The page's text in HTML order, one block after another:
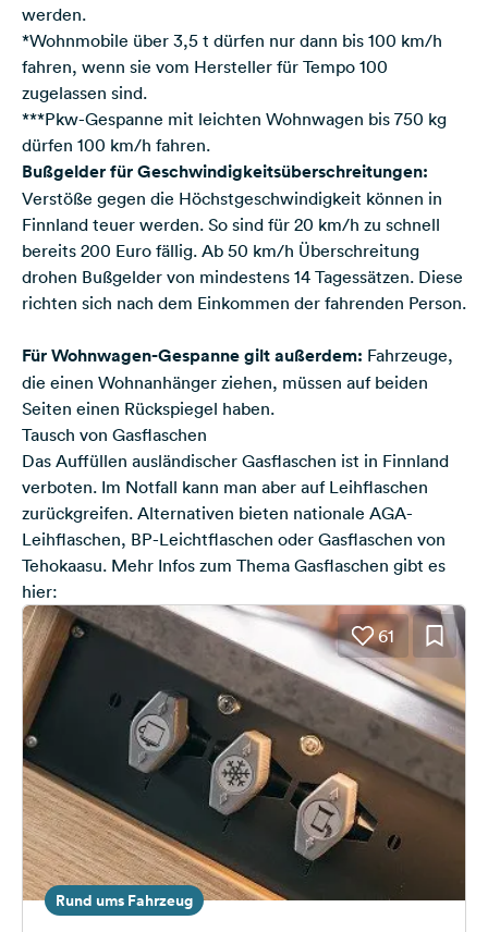
werden.
*Wohnmobile über 3,5 t dürfen nur dann bis 100 km/h
fahren, wenn sie vom Hersteller für Tempo 100
zugelassen sind.
***Pkw-Gespanne mit leichten Wohnwagen bis 750 kg
dürfen 100 km/h fahren.
Bußgelder für Geschwindigkeitsüberschreitungen:
Verstöße gegen die Höchstgeschwindigkeit können in
Finnland teuer werden. So sind für 20 km/h zu schnell
bereits 200 Euro fällig. Ab 50 km/h Überschreitung
drohen Bußgelder von mindestens 14 Tagessätzen. Diese
richten sich nach dem Einkommen der fahrenden Person.
Für Wohnwagen-Gespanne gilt außerdem: Fahrzeuge,
die einen Wohnanhänger ziehen, müssen auf beiden
Seiten einen Rückspiegel haben.
Tausch von Gasflaschen
Das Auffüllen ausländischer Gasflaschen ist in Finnland
verboten. Im Notfall kann man aber auf Leihflaschen
zurückgreifen. Alternativen bieten nationale AGA-
Leihflaschen, BP-Leichtflaschen oder Gasflaschen von
Tehokaasu. Mehr Infos zum Thema Gasflaschen gibt es
hier:
61
Rund ums Fahrzeug